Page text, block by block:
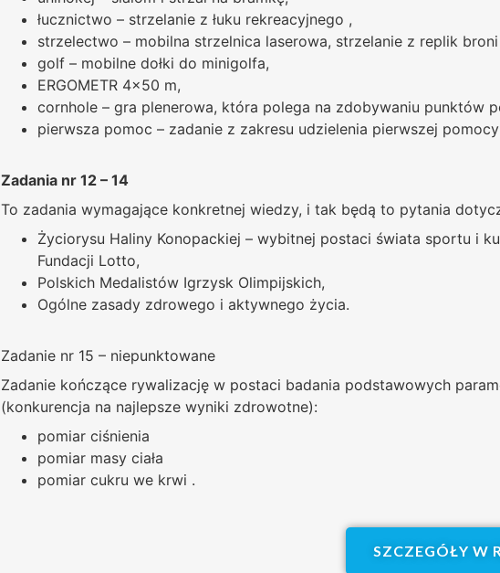
łucznictwo – strzelanie z łuku rekreacyjnego ,
strzelectwo – mobilna strzelnica laserowa, strzelanie z replik
golf – mobilne dołki do minigolfa,
ERGOMETR 4×50 m,
cornhole – gra plenerowa, która polega na zdobywaniu punktów
pierwsza pomoc – zadanie z zakresu udzielenia pierwszej
Zadania nr 12 – 14
To zadania wymagające konkretnej wiedzy, i tak będą to pytania
Życiorysu Haliny Konopackiej – wybitnej postaci świata sportu i
Fundacji Lotto,
Polskich Medalistów Igrzysk Olimpijskich,
Ogólne zasady zdrowego i aktywnego życia.
Zadanie nr 15 – niepunktowane
Zadanie kończące rywalizację w postaci badania podstawowych
(konkurencja na najlepsze wyniki zdrowotne):
pomiar ciśnienia
pomiar masy ciała
pomiar cukru we krwi .
SZCZEGÓŁY W